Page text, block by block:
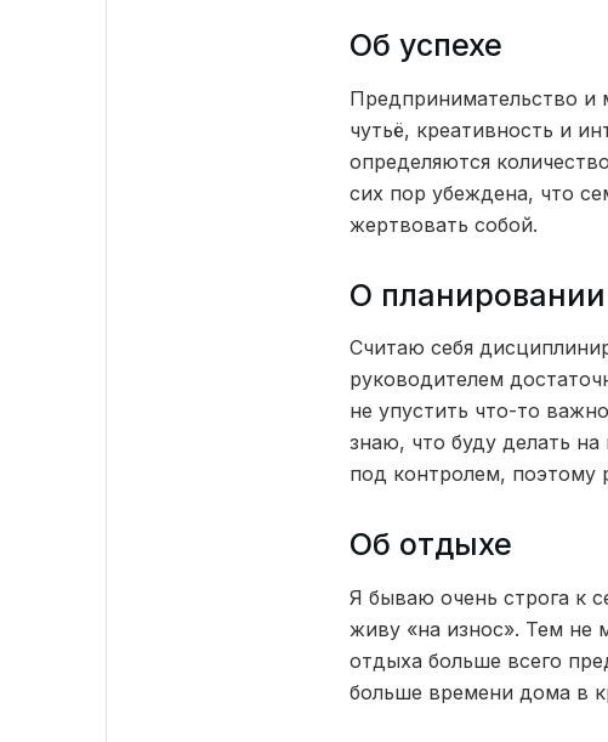
Об успехе
Предпринимательство
чутьё, креативность и
определяются
сих пор убеждена, что
жертвовать собой.
О планировании
Считаю себя
руководителем
не упустить что-то
знаю, что буду делать
под контролем, поэтому
Об отдыхе
Я бываю очень строга к
живу «на износ». Тем не
отдыха больше всего
больше времени дома в